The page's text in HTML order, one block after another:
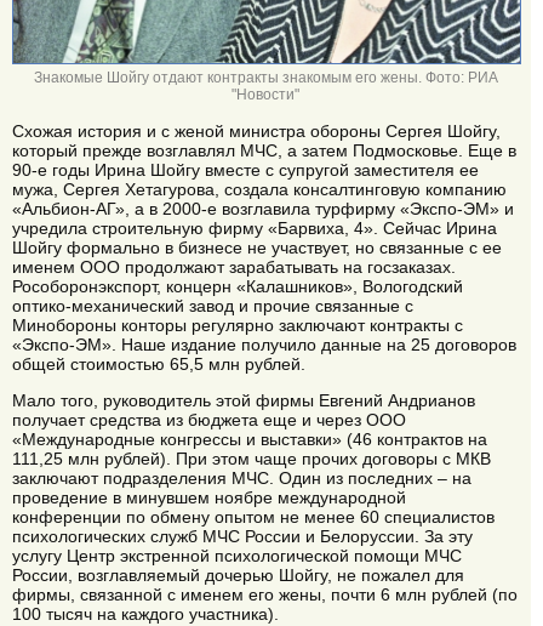
Знакомые Шойгу отдают контракты знакомым его жены. Фото: РИА
"Новости"
Схожая история и с женой министра обороны Сергея Шойгу,
который прежде возглавлял МЧС, а затем Подмосковье. Еще в
90-е годы Ирина Шойгу вместе с супругой заместителя ее
мужа, Сергея Хетагурова, создала консалтинговую компанию
«Альбион-АГ», а в 2000-е возглавила турфирму «Экспо-ЭМ» и
учредила строительную фирму «Барвиха, 4». Сейчас Ирина
Шойгу формально в бизнесе не участвует, но связанные с ее
именем ООО продолжают зарабатывать на госзаказах.
Рособоронэкспорт, концерн «Калашников», Вологодский
оптико-механический завод и прочие связанные с
Минобороны конторы регулярно заключают контракты с
«Экспо-ЭМ». Наше издание получило данные на 25 договоров
общей стоимостью 65,5 млн рублей.
Мало того, руководитель этой фирмы Евгений Андрианов
получает средства из бюджета еще и через ООО
«Международные конгрессы и выставки» (46 контрактов на
111,25 млн рублей). При этом чаще прочих договоры с МКВ
заключают подразделения МЧС. Один из последних – на
проведение в минувшем ноябре международной
конференции по обмену опытом не менее 60 специалистов
психологических служб МЧС России и Белоруссии. За эту
услугу Центр экстренной психологической помощи МЧС
России, возглавляемый дочерью Шойгу, не пожалел для
фирмы, связанной с именем его жены, почти 6 млн рублей (по
100 тысяч на каждого участника).